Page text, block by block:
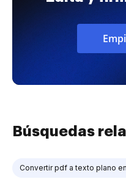
Búsquedas
Convertir pdf a texto plano